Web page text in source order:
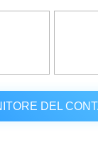
DEL